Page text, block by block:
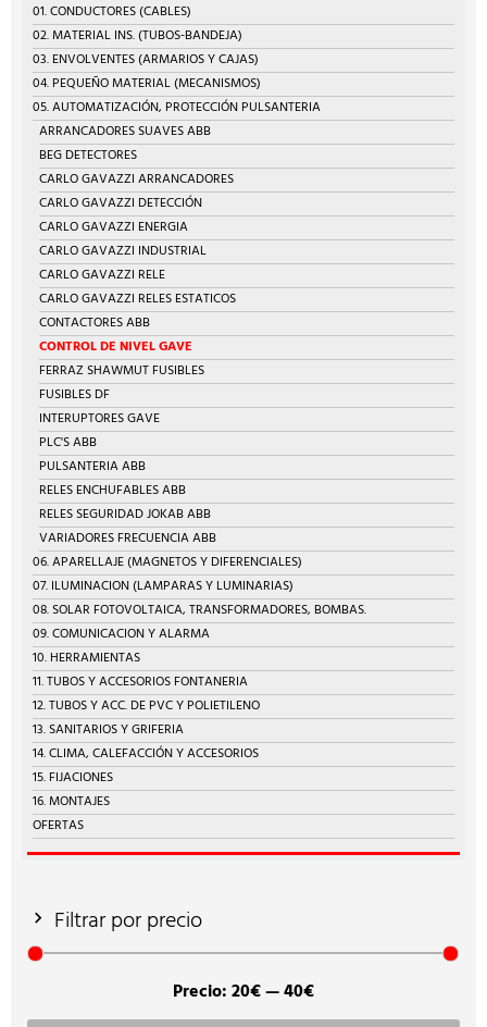
01. CONDUCTORES (CABLES)
02. MATERIAL INS. (TUBOS-BANDEJA)
03. ENVOLVENTES (ARMARIOS Y CAJAS)
04. PEQUEÑO MATERIAL (MECANISMOS)
05. AUTOMATIZACIÓN, PROTECCIÓN PULSANTERIA
ARRANCADORES SUAVES ABB
BEG DETECTORES
CARLO GAVAZZI ARRANCADORES
CARLO GAVAZZI DETECCIÓN
CARLO GAVAZZI ENERGIA
CARLO GAVAZZI INDUSTRIAL
CARLO GAVAZZI RELE
CARLO GAVAZZI RELES ESTATICOS
CONTACTORES ABB
CONTROL DE NIVEL GAVE
FERRAZ SHAWMUT FUSIBLES
FUSIBLES DF
INTERUPTORES GAVE
PLC'S ABB
PULSANTERIA ABB
RELES ENCHUFABLES ABB
RELES SEGURIDAD JOKAB ABB
VARIADORES FRECUENCIA ABB
06. APARELLAJE (MAGNETOS Y DIFERENCIALES)
07. ILUMINACION (LAMPARAS Y LUMINARIAS)
08. SOLAR FOTOVOLTAICA, TRANSFORMADORES, BOMBAS.
09. COMUNICACION Y ALARMA
10. HERRAMIENTAS
11. TUBOS Y ACCESORIOS FONTANERIA
12. TUBOS Y ACC. DE PVC Y POLIETILENO
13. SANITARIOS Y GRIFERIA
14. CLIMA, CALEFACCIÓN Y ACCESORIOS
15. FIJACIONES
16. MONTAJES
OFERTAS
Filtrar por precio
Precio:20€—40€